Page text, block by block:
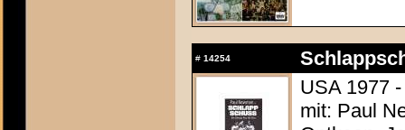
# 14254
USA 1977
mit: Paul